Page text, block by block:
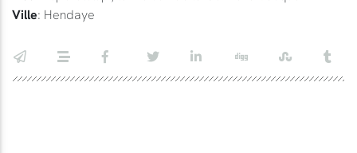
Ville: Hendaye